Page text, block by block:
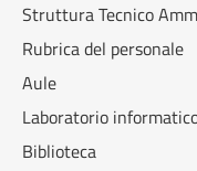
Struttura Tecnico
Rubrica del personale
Aule
Laboratorio
Biblioteca